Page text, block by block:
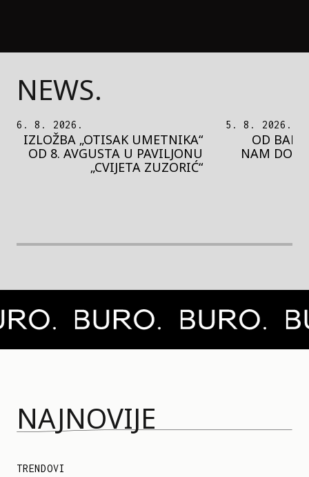
NEWS.
5. 8. 2026.
OD BAROKA DO REJVA: ŠTA
NAM DONOSI NOVI BUPBAP
FESTIVAL?
5. 8. 2026.
PEDJA
MOTIVE
NAJNOVIJE
TRENDOVI